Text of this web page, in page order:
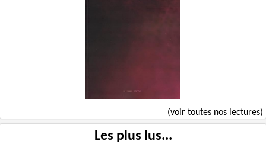
(voir toutes nos lectures)
Les plus lus...